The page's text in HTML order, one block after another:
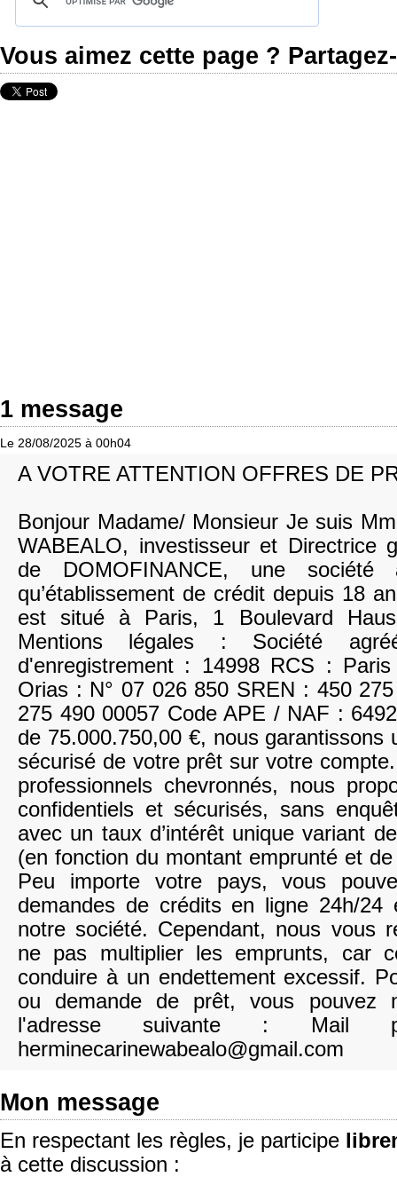
Vous aimez cette page ?
1 message
Le 28/08/2025 à 00h04
A VOTRE ATTENTION OFFRES DE
Bonjour Madame/ Monsieur Je suis
WABEALO, investisseur et Directrice
de DOMOFINANCE, une
qu’établissement de crédit depuis 18
est situé à Paris, 1 Boulevard
Mentions légales : Société
d'enregistrement : 14998 RCS :
Orias : N° 07 026 850 SREN : 450
275 490 00057 Code APE / NAF :
de 75.000.750,00 €, nous garantissons
sécurisé de votre prêt sur votre
professionnels chevronnés, nous
confidentiels et sécurisés, sans
avec un taux d’intérêt unique variant
(en fonction du montant emprunté et
Peu importe votre pays, vous
demandes de crédits en ligne 24h/24
notre société. Cependant, nous vous
ne pas multiplier les emprunts, car
conduire à un endettement excessif.
ou demande de prêt, vous pouvez
l'adresse suivante : Mail
herminecarinewabealo@gmail.com
Mon message
En respectant les règles, je participe
à cette discussion :